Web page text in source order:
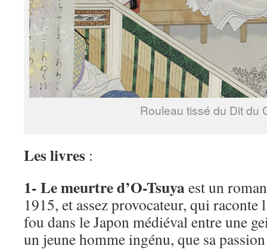
Rouleau tissé du Dit du
Les livres :
1- Le meurtre d’O-Tsuyaest un
1915, et assez provocateur, qui raconte
fou dans le Japon médiéval entre une
un jeune homme ingénu, que sa